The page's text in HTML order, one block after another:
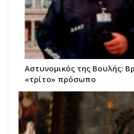
Αστυνομικός της Βουλής:
«τρίτο» πρόσωπο